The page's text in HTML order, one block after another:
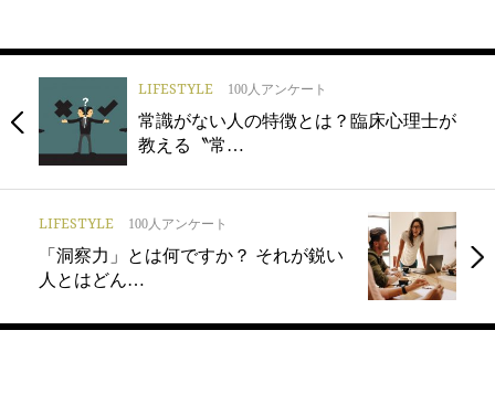
LIFESTYLE 100人アンケート
常識がない人の特徴とは？臨床心理士が
教える〝常…
LIFESTYLE 100人アンケート
「洞察力」とは何ですか？ それが鋭い
人とはどん…